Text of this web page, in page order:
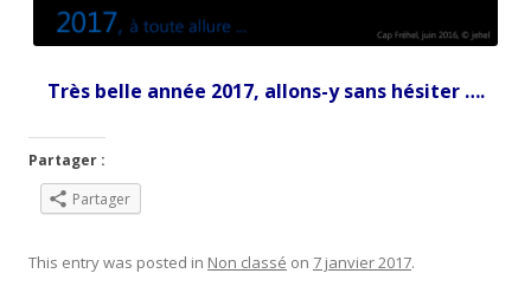
Très belle année 2017, allons-y sans hésiter ….
Partager :
Partager
This entry was posted in Non classé on 7 janvier 2017.